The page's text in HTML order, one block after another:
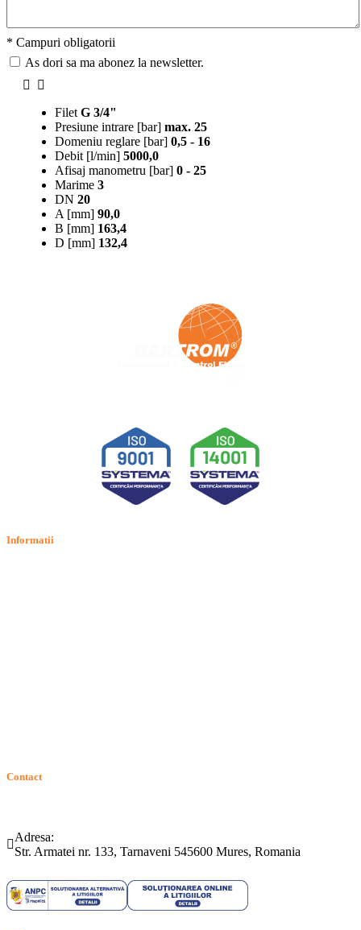
* Campuri obligatorii
As dori sa ma abonez la newsletter.
Filet G 3/4"
Presiune intrare [bar] max. 25
Domeniu reglare [bar] 0,5 - 16
Debit [l/min] 5000,0
Afisaj manometru [bar] 0 - 25
Marime 3
DN 20
A [mm] 90,0
B [mm] 163,4
D [mm] 132,4
Informatii
Contact
Adresa:
Str. Armatei nr. 133, Tarnaveni 545600 Mures, Romania